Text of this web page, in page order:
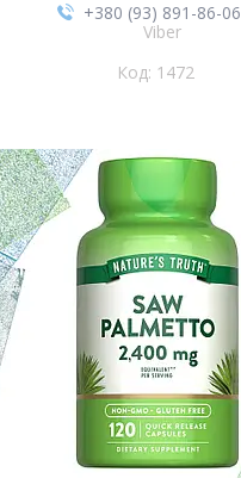
+380 (93) 891-86-06
Viber
1472